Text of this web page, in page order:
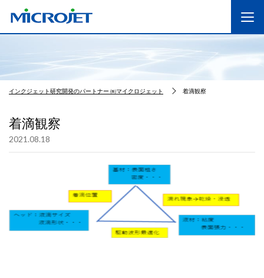
インクジェット研究開発のパートナー ㈱マイクロジェット 着滴観察
着滴観察
2021.08.18